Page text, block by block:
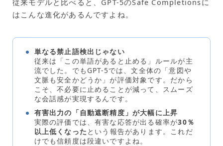
はこんな進化があるんですよね。
単なる禁止語検出じゃない
従来は「この単語があると止める」ルールが主
流でした。でもGPT-5では、文全体の「意図や
文脈も安全かどうか」が評価対象です。だから
こそ、不必要に止めることが減って、スムーズ
な会話感が実現するんです。
有害出力の「自動遮断精度」が大幅に上昇
実際の評価では、有害な応答が出る確率が30％
以上低くなった という報告があります。これだ
けでも信頼度は段違いですよね。